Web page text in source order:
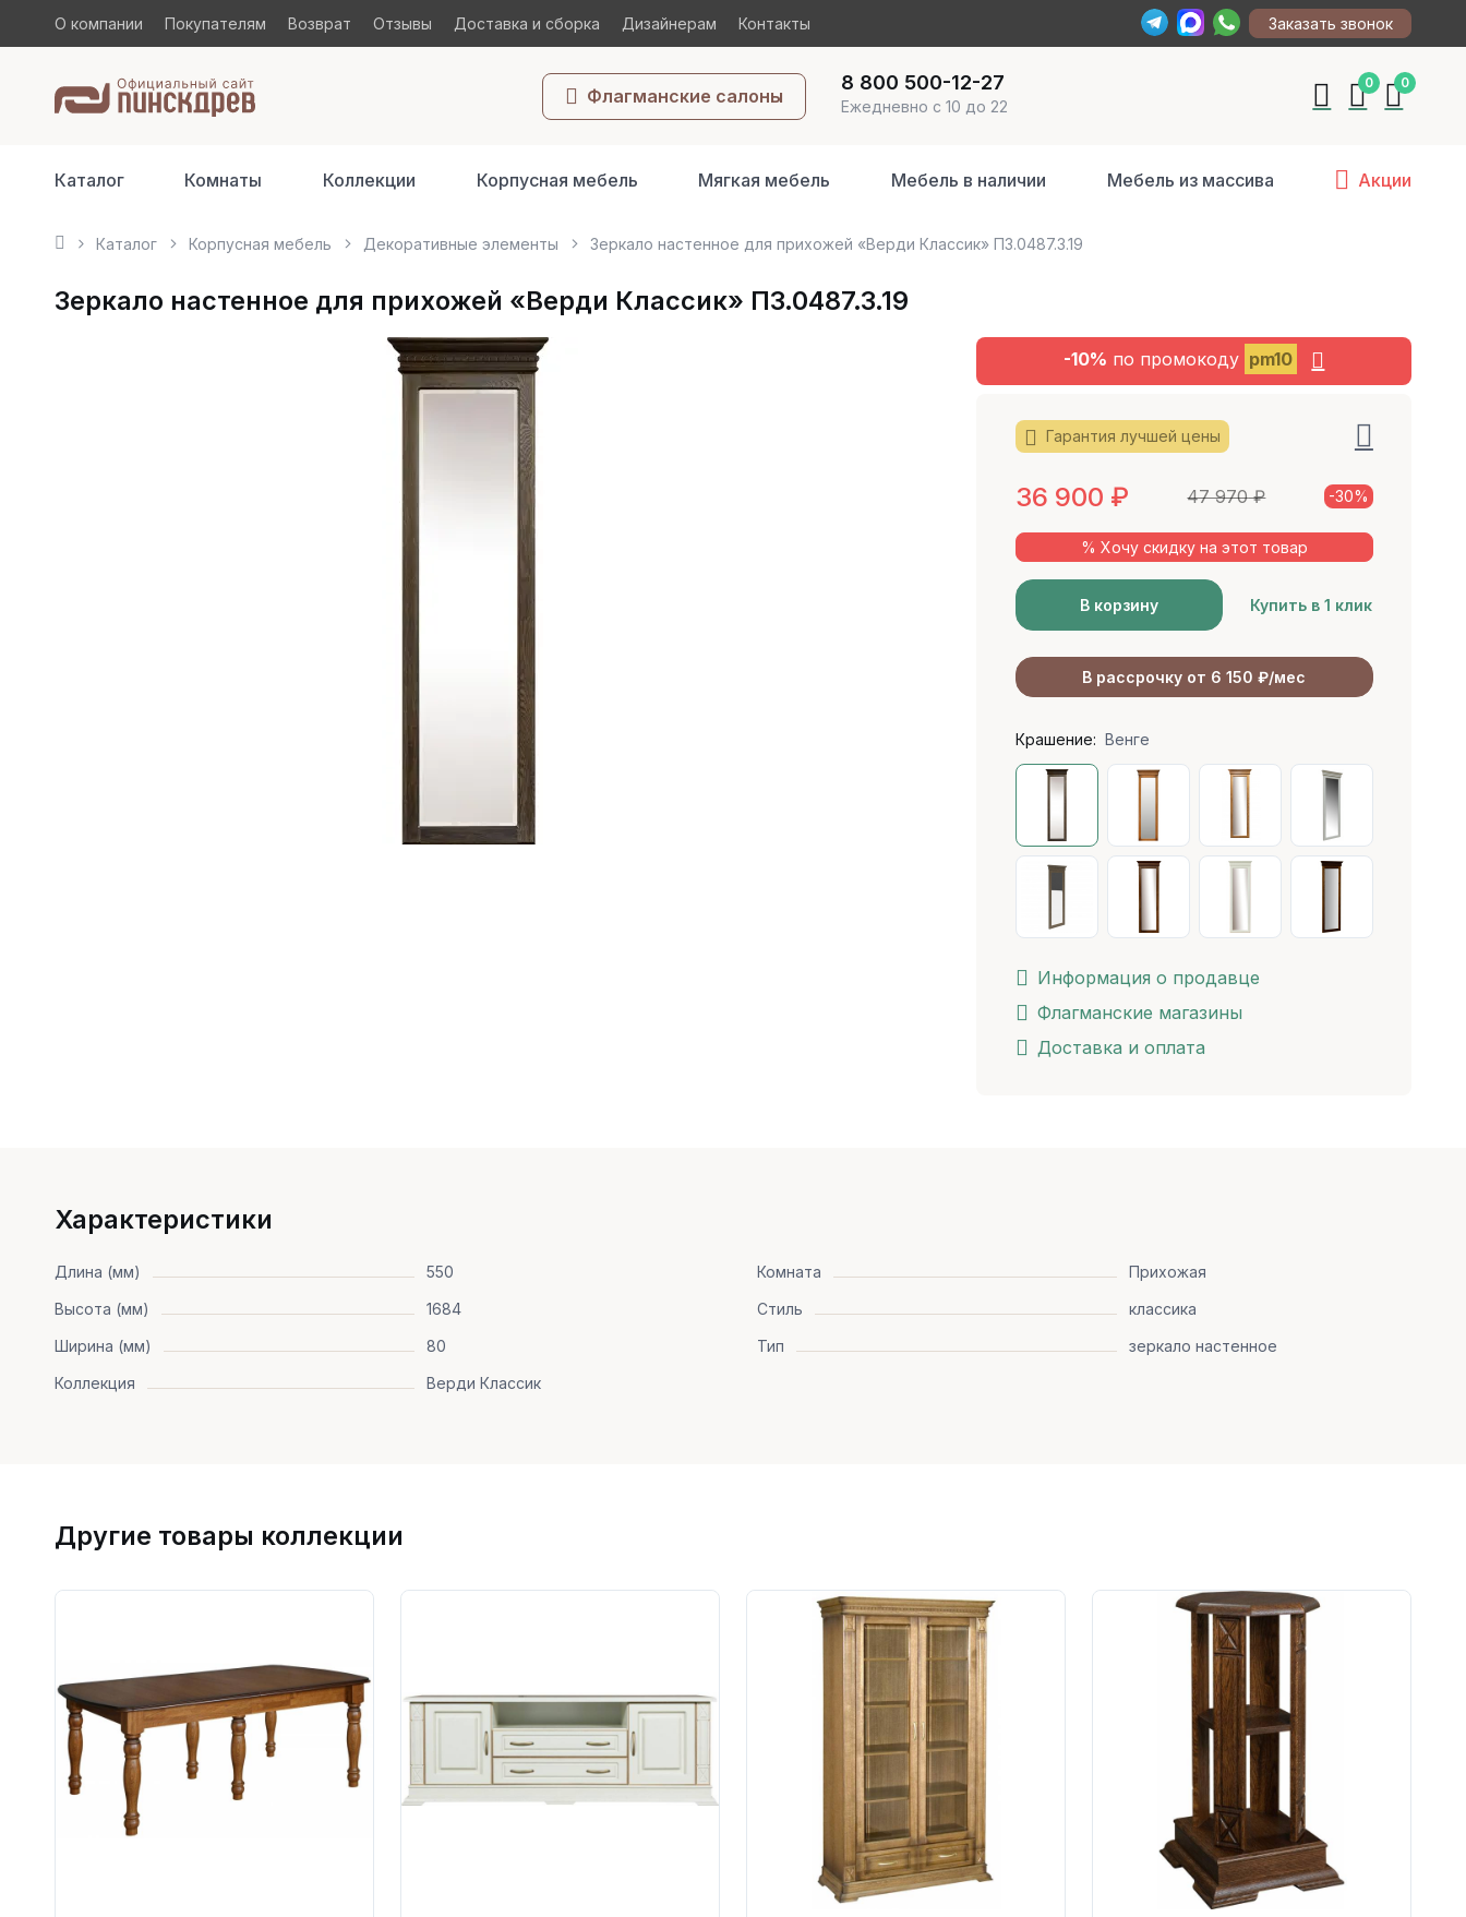
О компании Покупателям Возврат Отзывы Доставка и сборка Дизайнерам Контакты Заказать звонок
Флагманские салоны
8 800 500-12-27
Ежедневно с 10 до 22
0 0
Каталог Комнаты Коллекции Корпусная мебель Мягкая мебель Мебель в наличии Мебель из массива Акции
Каталог Корпусная мебель Декоративные элементы Зеркало настенное для прихожей «Верди Классик» П3.0487.3.19
Зеркало настенное для прихожей «Верди Классик» П3.0487.3.19
-10% по промокоду pm10
Гарантия лучшей цены
36 900 ₽ 47 970₽ -30%
% Хочу скидку на этот товар
В корзину Купить в 1 клик
В рассрочку от 6 150 ₽/мес
Крашение: Венге
Информация о продавце
Флагманские магазины
Доставка и оплата
Характеристики
Длина (мм)
550
Высота (мм)
1684
Ширина (мм)
80
Коллекция
Верди Классик
Комната
Прихожая
Стиль
классика
Тип
зеркало настенное
Другие товары коллекции